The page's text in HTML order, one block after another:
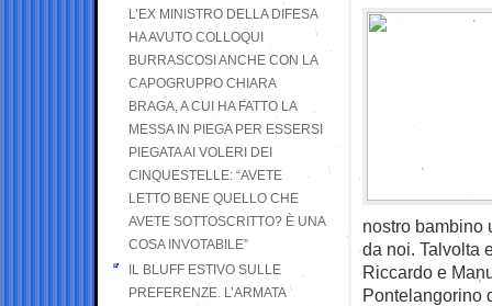
nostro bambino
da noi. Talvolta
Riccardo e
Pontelangorino
L’EX MINISTRO DELLA DIFESA
HA AVUTO COLLOQUI
BURRASCOSI ANCHE CON LA
CAPOGRUPPO CHIARA
BRAGA, A CUI HA FATTO LA
MESSA IN PIEGA PER ESSERSI
PIEGATA AI VOLERI DEI
CINQUESTELLE: “AVETE
LETTO BENE QUELLO CHE
AVETE SOTTOSCRITTO? È UNA
COSA INVOTABILE”
IL BLUFF ESTIVO SULLE
PREFERENZE. L’ARMATA